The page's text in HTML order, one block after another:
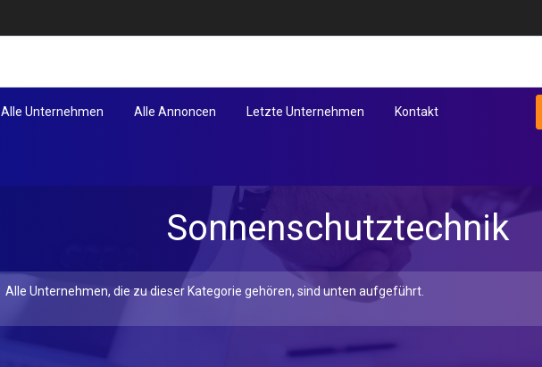
Alle Unternehmen Alle Annoncen Letzte Unternehmen Kontakt
Sonnenschutztechnik
Alle Unternehmen, die zu dieser Kategorie gehören, sind unten aufgeführt.